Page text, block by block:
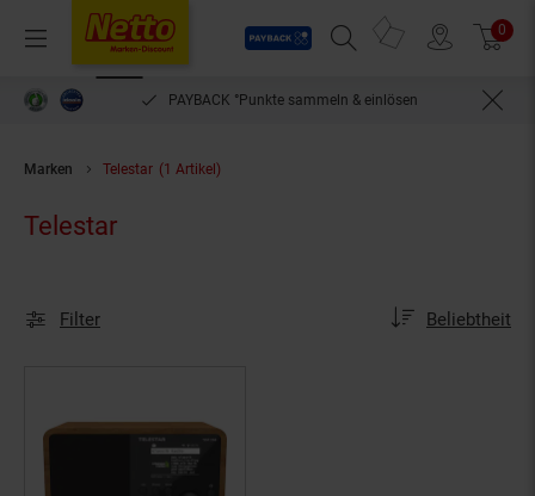
Menü
Payback
Suchfeld einblenden
Prospekte 0
PAYBACK °Punkte sammeln & einlösen
Marken Telestar (1 Artikel)
Telestar
Filter Sortierung:
Beliebtheit